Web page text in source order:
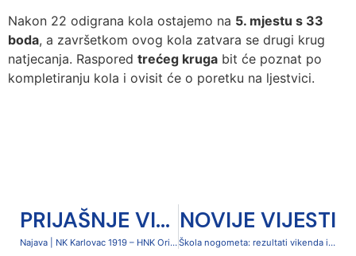
Nakon 22 odigrana kola ostajemo na 5. mjestu s 33
boda, a završetkom ovog kola zatvara se drugi krug
natjecanja. Raspored trećeg kruga bit će poznat po
kompletiranju kola i ovisit će o poretku na ljestvici.
PRIJAŠNJE VIJESTI
Najava | NK Karlovac 1919 – HNK Orijent 1919 (danas, 18:00)
NOVIJE VIJESTI
Škola nogometa: rezultati vikenda i zapažen učinak na Zimskoj ligi Tika Taka